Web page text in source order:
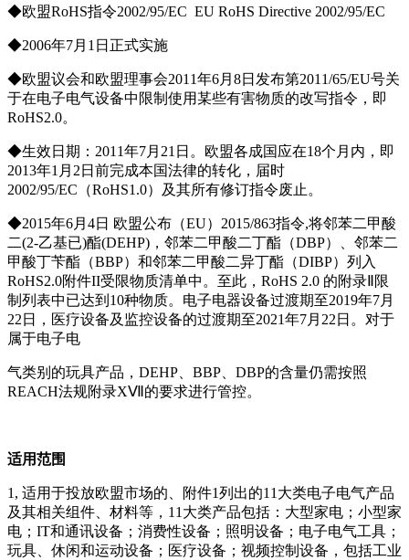
◆欧盟RoHS指令2002/95/EC EU RoHS Directive 2002/95/EC
◆2006年7月1日正式实施
◆欧盟议会和欧盟理事会2011年6月8日发布第2011/65/EU号关
于在电子电气设备中限制使用某些有害物质的改写指令，即
RoHS2.0。
◆生效日期：2011年7月21日。欧盟各成国应在18个月内，即
2013年1月2日前完成本国法律的转化，届时
2002/95/EC（RoHS1.0）及其所有修订指令废止。
◆2015年6月4日 欧盟公布（EU）2015/863指令,将邻苯二甲酸
二(2-乙基已)酯(DEHP)，邻苯二甲酸二丁酯（DBP）、邻苯二
甲酸丁苄酯（BBP）和邻苯二甲酸二异丁酯（DIBP）列入
RoHS2.0附件II受限物质清单中。至此，RoHS 2.0 的附录Ⅱ限
制列表中已达到10种物质。电子电器设备过渡期至2019年7月
22日，医疗设备及监控设备的过渡期至2021年7月22日。对于
属于电子电
气类别的玩具产品，DEHP、BBP、DBP的含量仍需按照
REACH法规附录XⅦ的要求进行管控。
适用范围
1, 适用于投放欧盟市场的、附件1列出的11大类电子电气产品
及其相关组件、材料等，11大类产品包括：大型家电；小型家
电；IT和通讯设备；消费性设备；照明设备；电子电气工具；
玩具、休闲和运动设备；医疗设备；视频控制设备，包括工业